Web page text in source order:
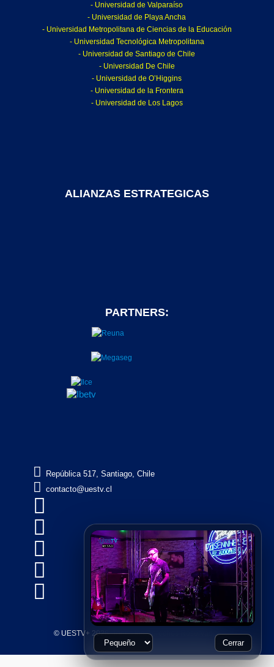
Cerrar
- Universidad de Valparaíso
- Universidad de Playa Ancha
- Universidad Metropolitana de Ciencias de la Educación
- Universidad Tecnológica Metropolitana
- Universidad de Santiago de Chile
- Universidad De Chile
- Universidad de O’Higgins
- Universidad de la Frontera
- Universidad de Los Lagos
ALIANZAS ESTRATEGICAS
PARTNERS:
 República 517, Santiago, Chile
 contacto@uestv.cl





© UESTV+ 2026, Todos los Derechos Reservados